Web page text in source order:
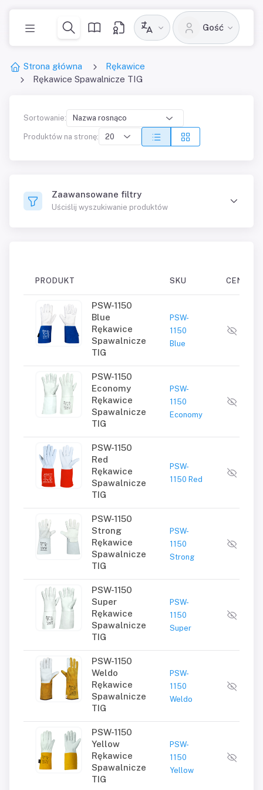
Gość
Strona główna
Rękawice
Rękawice Spawalnicze TIG
Sortowanie:
Produktów na stronę:
Zaawansowane filtry
Uściślij wyszukiwanie produktów
PRODUKT SKU CENA
PSW-1150
Blue
Rękawice
Spawalnicze
TIG
PSW-
1150
Blue
PSW-1150
Economy
Rękawice
Spawalnicze
TIG
PSW-
1150
Economy
PSW-1150
Red
Rękawice
Spawalnicze
TIG
PSW-
1150 Red
PSW-1150
Strong
Rękawice
Spawalnicze
TIG
PSW-
1150
Strong
PSW-1150
Super
Rękawice
Spawalnicze
TIG
PSW-
1150
Super
PSW-1150
Weldo
Rękawice
Spawalnicze
TIG
PSW-
1150
Weldo
PSW-1150
Yellow
Rękawice
Spawalnicze
TIG
PSW-
1150
Yellow